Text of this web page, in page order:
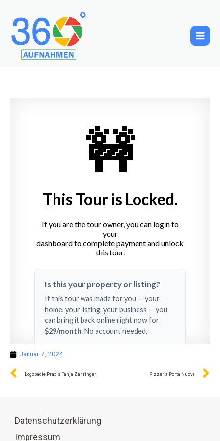
Januar 7, 2024
Logopädie Praxis Tanja Zähringer Pizzeria Porta Nuova
Datenschutzerklärung
Impressum